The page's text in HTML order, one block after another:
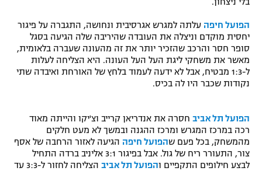
מדיניות פרטיות
תקנון פעילות ספורט 1
רשיון להקרנה פומבית לבית עסק
לוח דרושים – ג'ובנט
תגיות
בלי ניצחון.
הפועל חיפה עלתה למגרש אגרסיבית ונחושה, התגברה על פיגור
יחסית מוקדם וניצלה את העובדה שהיריבה שלה הגיעה בסגל
סופר חסר והרכב שהזכיר יותר את זה מהעונה שעברה בלאומית,
מאשר את משחקי ליגת העל העל העונה. היא הצליחה לעלות
ל-1:3 מבטיח, אבל לא ידעה לעמוד בלחץ של האורחת ואיבדה שתי
נקודות שכבר היו לה בכיס.
הפועל תל אביב חסרה את אנדריאן קרייב וצ'יקו והייתה מאוד
רכה במרכז המגרש ומרכז ההגנה ובמשך לא מעט חלקים
מהמשחק, בכל פעם שהפועל חיפה הגיעה לאזור הרחבה של אסף
צור, התעורר ריח של גול. אבל בפיגור 3:1 אליניב ברדה התחיל
לבצע חילופים התקפיים והפועל תל אביב
הצליחה לחזור ל-3:3 עד